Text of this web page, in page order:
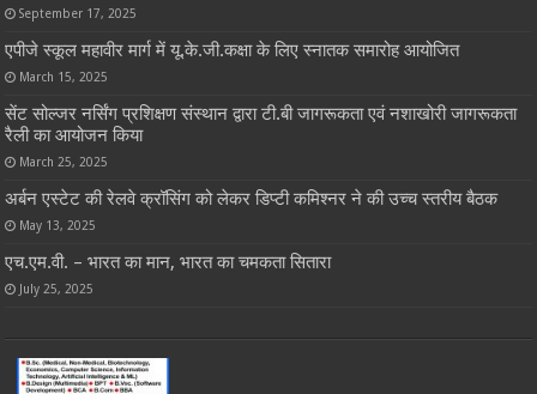
September 17, 2025
एपीजे स्कूल महावीर मार्ग में यू.के.जी.कक्षा के लिए स्नातक समारोह आयोजित
March 15, 2025
सेंट सोल्जर नर्सिंग प्रशिक्षण संस्थान द्वारा टी.बी जागरूकता एवं नशाखोरी जागरूकता
रैली का आयोजन किया
March 25, 2025
अर्बन एस्टेट की रेलवे क्रॉसिंग को लेकर डिप्टी कमिश्नर ने की उच्च स्तरीय बैठक
May 13, 2025
एच.एम.वी. – भारत का मान, भारत का चमकता सितारा
July 25, 2025